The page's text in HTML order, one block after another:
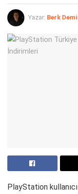
Yazar: Berk
PlayStation